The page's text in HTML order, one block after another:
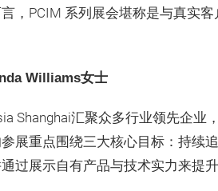
，PCIM 系列展会堪称是与真实
Williams女士
Shanghai汇聚众多行业领先企业
展重点围绕三大核心目标：持续
过展示自有产品与技术实力来提